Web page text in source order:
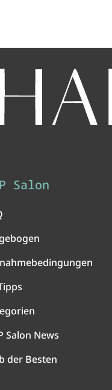
Salon
Salon News
der Besten